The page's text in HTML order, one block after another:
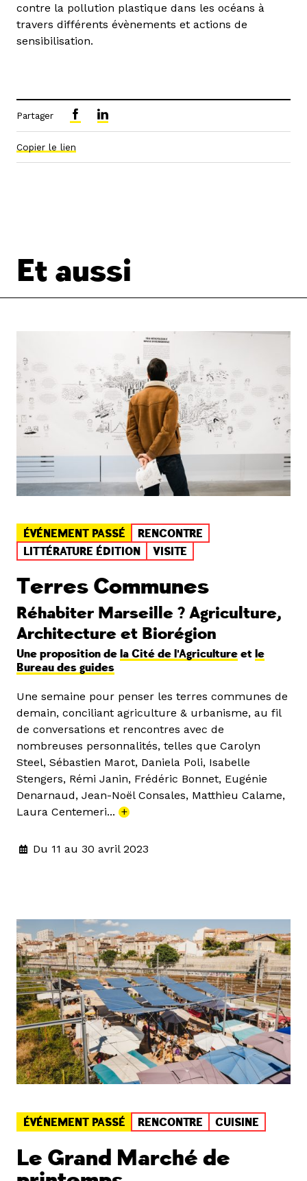
contre la pollution plastique dans les océans à
travers différents évènements et actions de
sensibilisation.
Partager
Copier le lien
Et aussi
ÉVÉNEMENT PASSÉ
RENCONTRE
LITTÉRATURE ÉDITION
VISITE
Terres Communes
Réhabiter Marseille ? Agriculture,
Architecture et Biorégion
Une proposition de la Cité de l'Agriculture et le
Bureau des guides
Une semaine pour penser les terres communes de
demain, conciliant agriculture & urbanisme, au fil
de conversations et rencontres avec de
nombreuses personnalités, telles que Carolyn
Steel, Sébastien Marot, Daniela Poli, Isabelle
Stengers, Rémi Janin, Frédéric Bonnet, Eugénie
Denarnaud, Jean-Noël Consales, Matthieu Calame,
Laura Centemeri... +
Du 11 au 30 avril 2023
ÉVÉNEMENT PASSÉ RENCONTRE CUISINE
Le Grand Marché de